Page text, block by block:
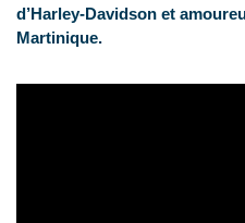
d’Harley-Davidson et
Martinique.